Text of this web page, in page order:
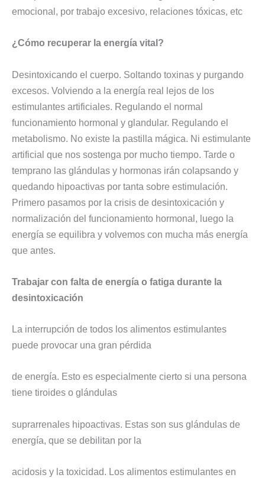
emocional, por trabajo excesivo, relaciones tóxicas, etc
¿Cómo recuperar la energía vital?
Desintoxicando el cuerpo. Soltando toxinas y purgando
excesos. Volviendo a la energía real lejos de los
estimulantes artificiales. Regulando el normal
funcionamiento hormonal y glandular. Regulando el
metabolismo. No existe la pastilla mágica. Ni estimulante
artificial que nos sostenga por mucho tiempo. Tarde o
temprano las glándulas y hormonas irán colapsando y
quedando hipoactivas por tanta sobre estimulación.
Primero pasamos por la crisis de desintoxicación y
normalización del funcionamiento hormonal, luego la
energía se equilibra y volvemos con mucha más energía
que antes.
Trabajar con falta de energía o fatiga durante la
desintoxicación
La interrupción de todos los alimentos estimulantes
puede provocar una gran pérdida
de energía. Esto es especialmente cierto si una persona
tiene tiroides o glándulas
suprarrenales hipoactivas. Estas son sus glándulas de
energía, que se debilitan por la
acidosis y la toxicidad. Los alimentos estimulantes en